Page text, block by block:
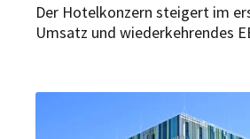
Der Hotelkonzern steigert im
Umsatz und wiederkehrendes
Jahresverlauf zeigt sich das